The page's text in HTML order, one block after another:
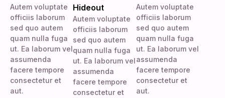
Autem voluptate
officiis laborum
sed quo autem
quam nulla fuga
ut. Ea laborum vel
assumenda
facere tempore
consectetur et
aut.
Hideout
Autem voluptate
officiis laborum
sed quo autem
quam nulla fuga
ut. Ea laborum vel
assumenda
facere tempore
consectetur et
Autem voluptate
officiis laborum
sed quo autem
quam nulla fuga
ut. Ea laborum vel
assumenda
facere tempore
consectetur et
aut.